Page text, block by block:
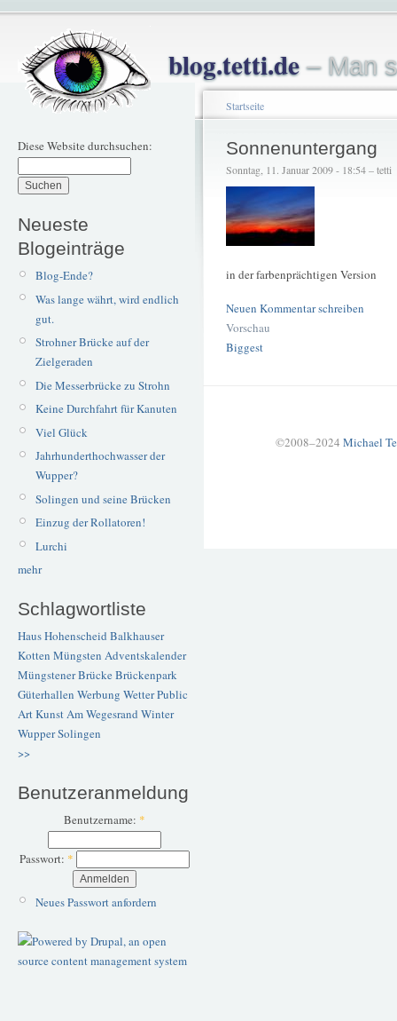
blog.tetti.de– Man
Diese Website durchsuchen:
Neueste
Blogeinträge
Blog-Ende?
Was lange währt, wird endlich
gut.
Strohner Brücke auf der
Zielgeraden
Die Messerbrücke zu Strohn
Keine Durchfahrt für Kanuten
Viel Glück
Jahrhunderthochwasser der
Wupper?
Solingen und seine Brücken
Einzug der Rollatoren!
Lurchi
mehr
Schlagwortliste
Haus Hohenscheid Balkhauser
Kotten Müngsten Adventskalender
Müngstener BrückeBrückenpark
Güterhallen Werbung WetterPublic
ArtKunstAm Wegesrand Winter
WupperSolingen
>>
Benutzeranmeldung
Benutzername: *
Passwort: *
Neues Passwort anfordern
Startseite
Sonnenuntergang
Sonntag, 11. Januar 2009 - 18:54 – tetti
in der farbenprächtigen Version
Neuen Kommentar schreiben
Vorschau
Biggest
©2008–2024 Michael